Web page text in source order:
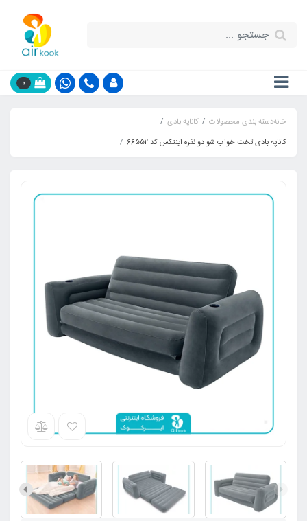
0
خانهدسته بندی محصولات
کاناپه بادی
کاناپه بادی تخت خواب شو دو نفره اینتکس کد 66552